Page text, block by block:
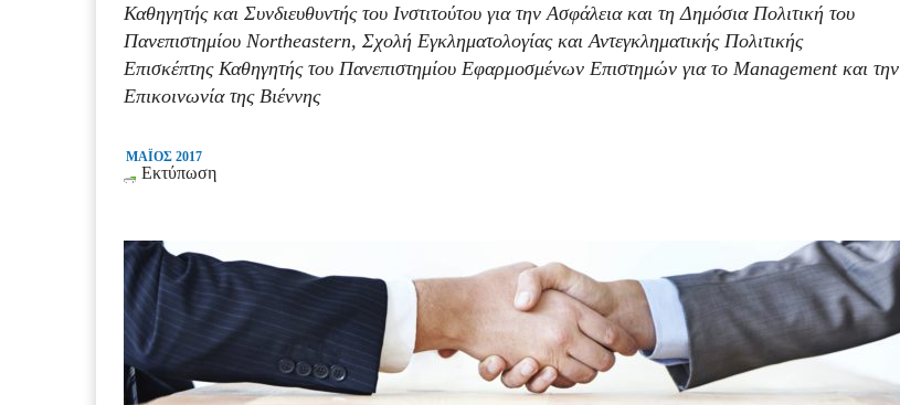
Καθηγητής και Συνδιευθυντής του Ινστιτούτου για την Ασφάλεια και τη Δημόσια Πολιτική του
Πανεπιστημίου Northeastern, Σχολή Εγκληματολογίας και Αντεγκληματικής Πολιτικής
Επισκέπτης Καθηγητής του Πανεπιστημίου Εφαρμοσμένων Επιστημών για το Μanagement και την
Επικοινωνία της Βιέννης
ΜΑΪΟΣ 2017
Εκτύπωση